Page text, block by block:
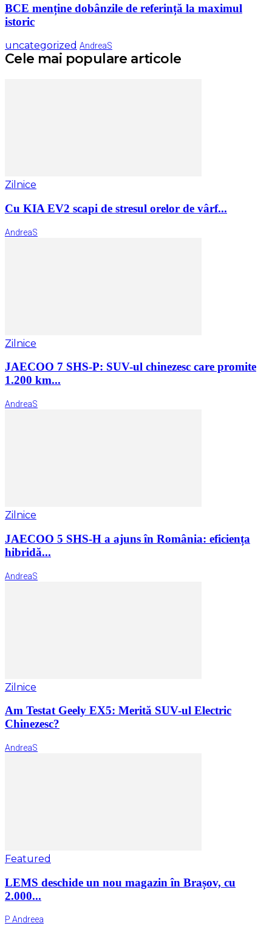
BCE menține dobânzile de referință la maximul
istoric
uncategorized AndreaS
Cele mai populare articole
Zilnice
Cu KIA EV2 scapi de stresul orelor de vârf...
AndreaS
Zilnice
JAECOO 7 SHS-P: SUV-ul chinezesc care promite
1.200 km...
AndreaS
Zilnice
JAECOO 5 SHS-H a ajuns în România: eficiența
hibridă...
AndreaS
Zilnice
Am Testat Geely EX5: Merită SUV-ul Electric
Chinezesc?
AndreaS
Featured
LEMS deschide un nou magazin în Brașov, cu
2.000...
P Andreea